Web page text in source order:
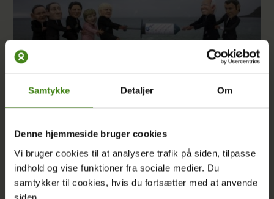
Samtykke Detaljer Om
Denne hjemmeside bruger cookies
Vi bruger cookies til at analysere trafik på siden, tilpasse
indhold og vise funktioner fra sociale medier. Du
samtykker til cookies, hvis du fortsætter med at anvende
siden.
ARTIKEL|15.06.2021
Vores halvgamle overskudsvacciner redder
ikke verden fra en global pandemi